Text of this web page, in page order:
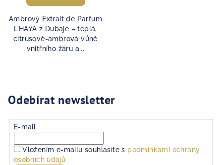
Ambrový Extrait de Parfum
L’HAYA z Dubaje – teplá,
citrusově-ambrová vůně
vnitřního žáru a...
Odebírat newsletter
E-mail
Vložením e-mailu souhlasíte s podmínkami ochrany
osobních údajů